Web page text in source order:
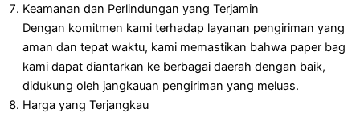
Keamanan dan Perlindungan yang Terjamin
Dengan komitmen kami terhadap layanan pengiriman yang
aman dan tepat waktu, kami memastikan bahwa paper bag
kami dapat diantarkan ke berbagai daerah dengan baik,
didukung oleh jangkauan pengiriman yang meluas.
Harga yang Terjangkau